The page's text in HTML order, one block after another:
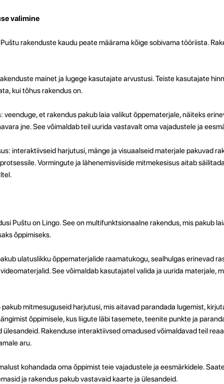
valimine
rakenduste kaudu peate määrama kõige sobivama tööriista.
mainet ja lugege kasutajate arvustusi. Teiste kasutajate
kui tõhus rakendus on.
veenduge, et rakendus pakub laia valikut õppematerjale, näiteks
jne. See võimaldab teil uurida vastavalt oma vajadustele ja
interaktiivseid harjutusi, mänge ja visuaalseid materjale pakuvad
Vormingute ja lähenemisviiside mitmekesisus aitab
Puštu on Lingo. See on multifunktsionaalne rakendus, mis pakub
õppimiseks.
ulatuslikku õppematerjalide raamatukogu, sealhulgas erinevad
See võimaldab kasutajatel valida ja uurida materjale,
mitmesuguseid harjutusi, mis aitavad parandada lugemist,
õppimisele, kus liigute läbi tasemete, teenite punkte ja
ülesandeid. Rakenduse interaktiivsed omadused võimaldavad teil
aru.
kohandada oma õppimist teie vajadustele ja eesmärkidele.
ja rakendus pakub vastavaid kaarte ja ülesandeid.